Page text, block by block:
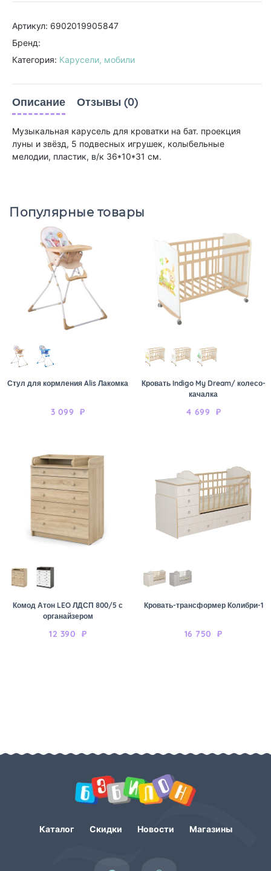
Артикул: 6902019905847
Бренд:
Категория: Карусели, мобили
Описание Отзывы (0)
Музыкальная карусель для кроватки на бат. проекция
луны и звёзд, 5 подвесных игрушек, колыбельные
мелодии, пластик, в/к 36*10*31 см.
Популярные товары
Стул для кормления Alis Лакомка
3 099 ₽
Кровать Indigo My Dream/ колесо-
качалка
4 699 ₽
Комод Атон LEO ЛДСП 800/5 с
органайзером
12 390 ₽
Кровать-трансформер Колибри-1
16 750 ₽
Каталог Скидки Новости Магазины